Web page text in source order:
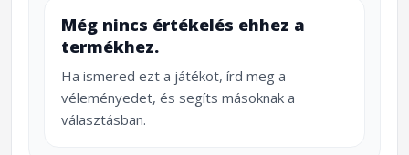
Még nincs értékelés ehhez a
termékhez.
Ha ismered ezt a játékot, írd meg a
véleményedet, és segíts másoknak a
választásban.